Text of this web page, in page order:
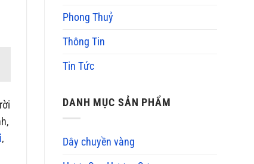
,
Phong Thuỷ
Thông Tin
Tin Tức
DANH MỤC SẢN PHẨM
Dây chuyền vàng